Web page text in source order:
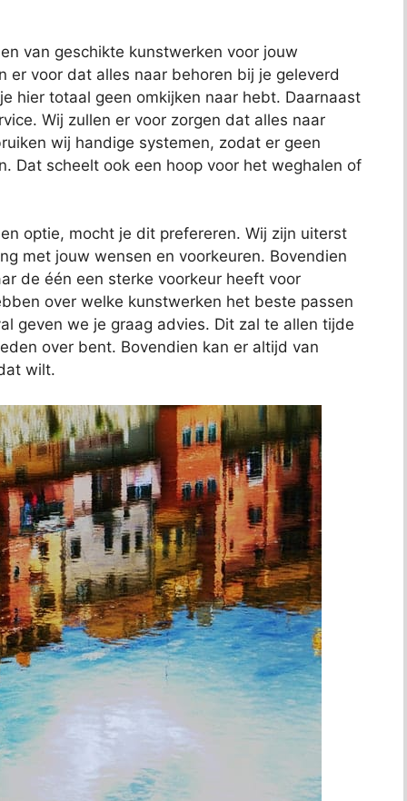
van geschikte kunstwerken voor jouw
voor dat alles naar behoren bij je geleverd
hier totaal geen omkijken naar hebt. Daarnaast
Wij zullen er voor zorgen dat alles naar
wij handige systemen, zodat er geen
Dat scheelt ook een hoop voor het weghalen of
optie, mocht je dit prefereren. Wij zijn uiterst
met jouw wensen en voorkeuren. Bovendien
de één een sterke voorkeur heeft voor
over welke kunstwerken het beste passen
geven we je graag advies. Dit zal te allen tijde
over bent. Bovendien kan er altijd van
wilt.